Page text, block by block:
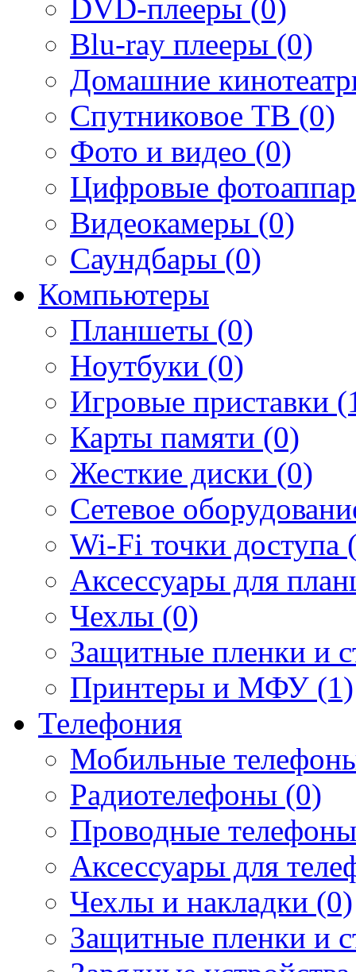
DVD-плееры (0)
Blu-ray плееры (0)
Домашние
Спутниковое ТВ (0)
Фото и видео (0)
Цифровые
Видеокамеры (0)
Саундбары (0)
Компьютеры
Планшеты (0)
Ноутбуки (0)
Игровые приставки
Карты памяти (0)
Жесткие диски (0)
Сетевое
Wi-Fi точки доступа
Аксессуары для
Чехлы (0)
Защитные пленки и
Принтеры и МФУ (1)
Телефония
Мобильные
Радиотелефоны (0)
Проводные
Аксессуары для
Чехлы и накладки (0)
Защитные пленки и